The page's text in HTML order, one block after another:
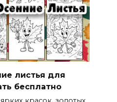
листья для
бесплатно